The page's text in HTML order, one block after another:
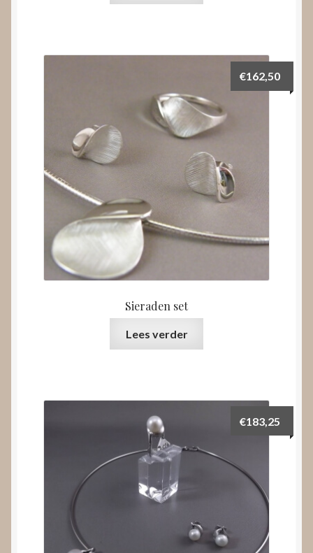
Sieraden set
€162,50
Lees verder
€183,25